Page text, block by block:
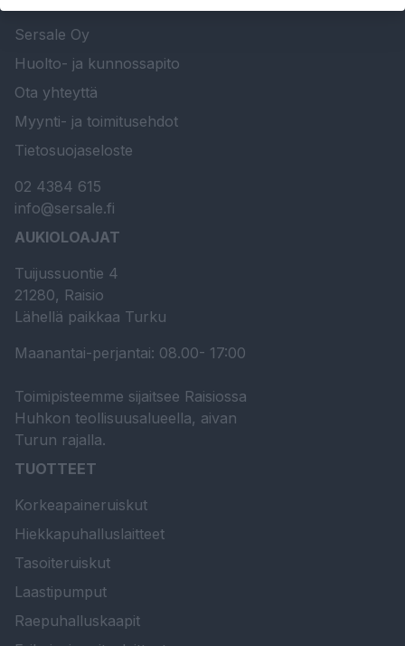
Sersale Oy
Huolto- ja kunnossapito
Ota yhteyttä
Myynti- ja toimitusehdot
Tietosuojaseloste
02 4384 615
info@sersale.fi
AUKIOLOAJAT
Tuijussuontie 4
21280, Raisio
Lähellä paikkaa Turku
Maanantai-perjantai: 08.00- 17:00
Toimipisteemme sijaitsee Raisiossa
Huhkon teollisuusalueella, aivan
Turun rajalla.
TUOTTEET
Korkeapaineruiskut
Hiekkapuhalluslaitteet
Tasoiteruiskut
Laastipumput
Raepuhalluskaapit